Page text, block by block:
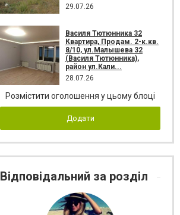
29.07.26
Василя Тютюнника 32
Квартира, Продам. 2-к.кв.
8/10, ул.Малышева 32
(Василя Тютюнника),
район ул.Кали...
28.07.26
Розмістити оголошення у цьому блоці
Додати
Відповідальний за розділ